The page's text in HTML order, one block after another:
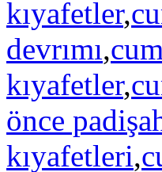
kıyafetler,
devrımı,
kıyafetler,
önce
kıyafetleri,